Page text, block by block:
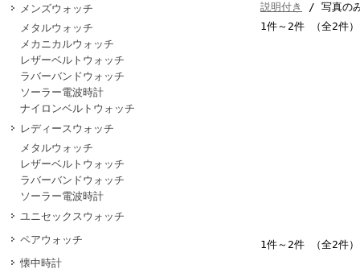
メンズウォッチ
メタルウォッチ
メカニカルウォッチ
レザーベルトウォッチ
ラバーバンドウォッチ
ソーラー電波時計
ナイロンベルトウォッチ
レディースウォッチ
メタルウォッチ
レザーベルトウォッチ
ラバーバンドウォッチ
ソーラー電波時計
ユニセックスウォッチ
ペアウォッチ
懐中時計
説明付き
/ 写真の
1件～2件 （全2件）
1件～2件 （全2件）